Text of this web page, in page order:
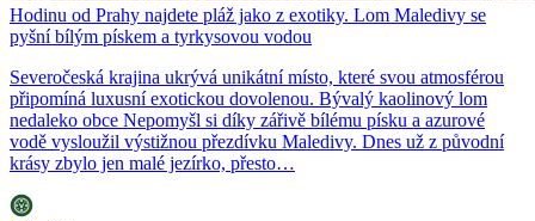
Hodinu od Prahy najdete pláž jako z exotiky. Lom Maledivy se
pyšní bílým pískem a tyrkysovou vodou
Severočeská krajina ukrývá unikátní místo, které svou atmosférou
připomíná luxusní exotickou dovolenou. Bývalý kaolinový lom
nedaleko obce Nepomyšl si díky zářivě bílému písku a azurové
vodě vysloužil výstižnou přezdívku Maledivy. Dnes už z původní
krásy zbylo jen malé jezírko, přesto…